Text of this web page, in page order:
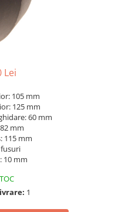
Lei
105 mm
125 mm
60 mm
mm
115 mm
10 mm
1